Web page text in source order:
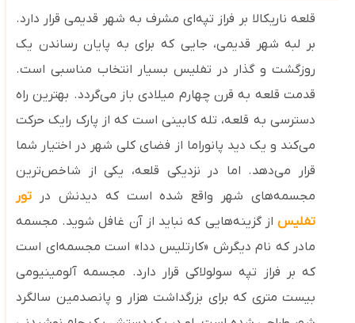
قلعه ناریکالا بر فراز تپه‌ای مشرف به شهر قدیمی قرار دارد.
بر لبه شهر قدیمی، جایی که برای به پایان رساندن یک
روزگشت و گذار در تفلیس بسیار انتخاب مناسبی‌ است.
قدمت قلعه به قرن چهارم میلادی باز می‌گردد. بهترین راه
دسترسی به قلعه، تله‌ کابینی است که از پارک رایک حرکت
می‌کند و یک دید پانوراما از فضای کلی شهر در اختیار شما
قرار می‌دهد. اما در نزدیکی قلعه، یکی از شاخص‌ترین
مجسمه‌های شهر واقع شده است که دیدنش در
تور
تفلیس از گزینه‌هایی که نباید از آن غافل شوید. مجسمه
مادر که نام دیگرش «کارتلیس ددا» است مجسمه‌ای است
که بر فراز تپه سولولاکی قرار دارد. مجسمه آلومینیومی
بیست‌ متری که برای بزرگداشت هزار و پانصدمین سالگرد